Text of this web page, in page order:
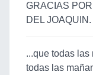
GRACIAS
DEL
...que todas
todas las